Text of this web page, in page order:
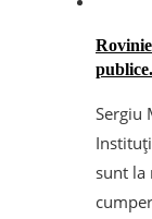
Sergiu
sunt la